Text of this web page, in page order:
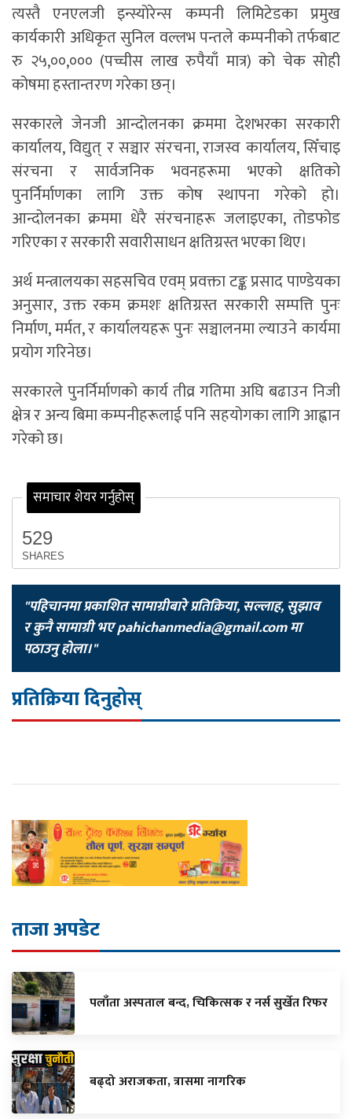
त्यस्तै एनएलजी इन्स्योरेन्स कम्पनी लिमिटेडका प्रमुख
कार्यकारी अधिकृत सुनिल वल्लभ पन्तले कम्पनीको तर्फबाट
रु २५,००,००० (पच्चीस लाख रुपैयाँ मात्र) को चेक सोही
कोषमा हस्तान्तरण गरेका छन्।
सरकारले जेनजी आन्दोलनका क्रममा देशभरका सरकारी
कार्यालय, विद्युत् र सञ्चार संरचना, राजस्व कार्यालय, सिँचाइ
संरचना र सार्वजनिक भवनहरूमा भएको क्षतिको
पुनर्निर्माणका लागि उक्त कोष स्थापना गरेको हो।
आन्दोलनका क्रममा धेरै संरचनाहरू जलाइएका, तोडफोड
गरिएका र सरकारी सवारीसाधन क्षतिग्रस्त भएका थिए।
अर्थ मन्त्रालयका सहसचिव एवम् प्रवक्ता टङ्क प्रसाद पाण्डेयका
अनुसार, उक्त रकम क्रमशः क्षतिग्रस्त सरकारी सम्पत्ति पुनः
निर्माण, मर्मत, र कार्यालयहरू पुनः सञ्चालनमा ल्याउने कार्यमा
प्रयोग गरिनेछ।
सरकारले पुनर्निर्माणको कार्य तीव्र गतिमा अघि बढाउन निजी
क्षेत्र र अन्य बिमा कम्पनीहरूलाई पनि सहयोगका लागि आह्वान
गरेको छ।
समाचार शेयर गर्नुहोस्
529
SHARES
"पहिचानमा प्रकाशित सामाग्रीबारे प्रतिक्रिया, सल्लाह, सुझाव
र कुनै सामाग्री भएpahichanmedia@gmail.comमा
पठाउनु होला।"
प्रतिक्रिया दिनुहोस्
ताजा अपडेट
पलाँता अस्पताल बन्द, चिकित्सक र नर्स सुर्खेत रिफर
बढ्दो अराजकता, त्रासमा नागरिक